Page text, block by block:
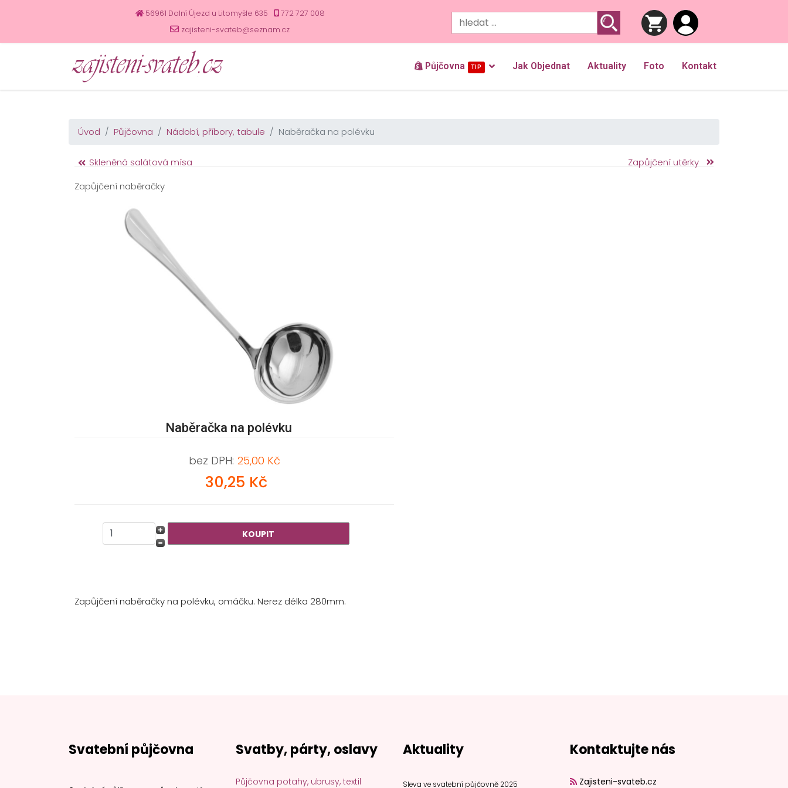
56961 Dolní Újezd u Litomyšle 635
772 727 008
zajisteni-svateb@seznam.cz
Půjčovna TIP Jak Objednat Aktuality Foto Kontakt
Úvod Půjčovna Nádobí, příbory, tabule Naběračka na polévku
Skleněná salátová mísa
Zapůjčení utěrky
Zapůjčení naběračky
Naběračka na polévku
bez DPH: 25,00 Kč
30,25 Kč
Zapůjčení naběračky na polévku, omáčku. Nerez délka 280mm.
Svatební půjčovna Svatby, párty, oslavy
Půjčovna potahy, ubrusy, textil
Aktuality
Sleva ve svatební půjčovně 2025
Kontaktujte nás
Zajisteni-svateb.cz